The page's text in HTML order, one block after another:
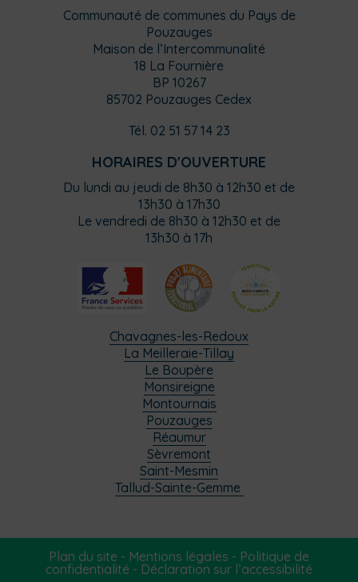
Communauté de communes du Pays de
Pouzauges
Maison de l’Intercommunalité
18 La Fournière
BP 10267
85702 Pouzauges Cedex
Tél. 02 51 57 14 23
HORAIRES D'OUVERTURE
Du lundi au jeudi de 8h30 à 12h30 et de
13h30 à 17h30
Le vendredi de 8h30 à 12h30 et de
13h30 à 17h
Chavagnes-les-Redoux
La Meilleraie-Tillay
Le Boupère
Monsireigne
Montournais
Pouzauges
Réaumur
Sèvremont
Saint-Mesmin
Tallud-Sainte-Gemme
Plan du site - Mentions légales - Politique de
confidentialité - Déclaration sur l’accessibilité